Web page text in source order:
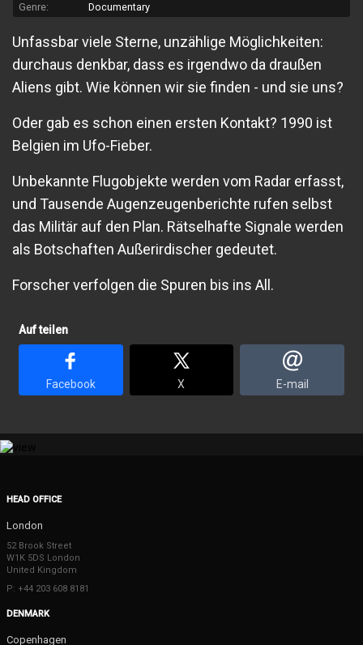
Genre:
Documentary
Unfassbar viele Sterne, unzählige Möglichkeiten:
durchaus denkbar, dass es irgendwo da draußen
Aliens gibt. Wie können wir sie finden - und sie uns?
Oder gab es schon einen ersten Kontakt? 1990 ist
Belgien im Ufo-Fieber.
Unbekannte Flugobjekte werden vom Radar erfasst,
und Tausende Augenzeugenberichte rufen selbst
das Militär auf den Plan. Rätselhafte Signale werden
als Botschaften Außerirdischer gedeutet.
Forscher verfolgen die Spuren bis ins All.
Auf teilen
Facebook X E-mail
HEAD OFFICE
London
52 Brook Street
W1K 5DS London
United Kingdom
P: +44 203 608 8181
DENMARK
Copenhagen